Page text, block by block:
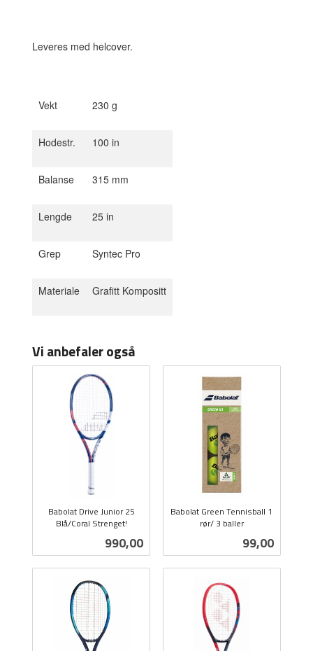
Leveres med helcover.
Vekt 230 g
Hodestr. 100 in
Balanse 315 mm
Lengde 25 in
Grep Syntec Pro
Materiale Grafitt Kompositt
Vi anbefaler også
Babolat Drive Junior 25
Blå/Coral Strenget!
Pris
990,00
Babolat Green Tennisball 1
rør/ 3 baller
Pris
99,00